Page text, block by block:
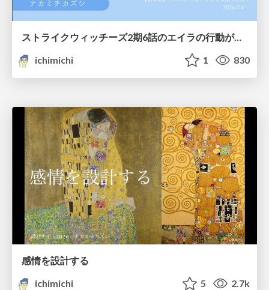
ストライクウィッチーズ2期6話のエイラの行動が許せないのでPjMの観点から何をすべきだったのかを考える
ichimichi
1 830
感情を設計する
ichimichi
5 2.7k